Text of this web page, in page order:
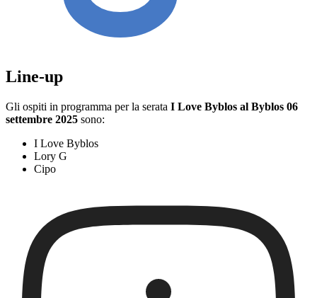
Line-up
Gli ospiti in programma per la serata I Love Byblos al Byblos 06
settembre 2025 sono:
I Love Byblos
Lory G
Cipo